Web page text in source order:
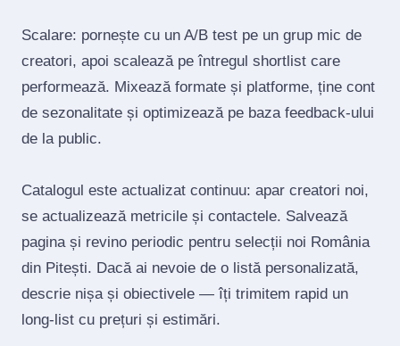
Scalare: pornește cu un A/B test pe un grup mic de
creatori, apoi scalează pe întregul shortlist care
performează. Mixează formate și platforme, ține cont
de sezonalitate și optimizează pe baza feedback‑ului
de la public.
Catalogul este actualizat continuu: apar creatori noi,
se actualizează metricile și contactele. Salvează
pagina și revino periodic pentru selecții noi România
din Pitești. Dacă ai nevoie de o listă personalizată,
descrie nișa și obiectivele — îți trimitem rapid un
long‑list cu prețuri și estimări.